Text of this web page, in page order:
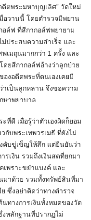
ดีตพระมหาบุญเลิศ” วัดใหม่
อวานนี้ โดยตำรวจมีพยาน
ล์ฟ ที่สีกากอล์ฟพยายาม
ประสบความสำเร็จ และ
เมถุนมากกว่า 1 ครั้ง และ
ดยสีกากอล์ฟอ้างว่าลูกป่วย
งอดีตพระที่ตนเองเคยมี
เป็นลูกหลาน จึงขอความ
ษาพยาบาล
ที่ดี เมื่อรู้ว่าตัวเองผิดก็ยอม
กับพระเทพวรเมธี ที่ยังไม่
คับขู่เข็ญให้สึก แต่ยืนยันว่า
รเงิน รวมถึงเงินสดที่ยกมา
เพราะขยำแบงค์ และ
มาด้วย รวมทั้งทรัพย์สินที่มา
ซึ่งอย่าคิดว่าทางตำรวจ
ทางการเงินทั้งหมดของวัด
หลักฐานที่ปรากฏไม่